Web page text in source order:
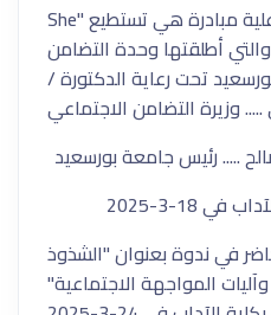
مبادرة هي تستطيع "She
أطلقتها وحدة التضامن
تحت رعاية الدكتورة /
وزيرة التضامن الاجتماعي
..... رئيس جامعة بورسعيد
18-3-2025
في ندوة بعنوان "الشذوذ
المواجهة الاجتماعية"